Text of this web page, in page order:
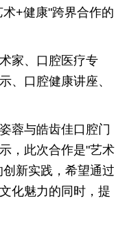
+健康"跨界合作的
家、口腔医疗专
、口腔健康讲座、
蓉与皓齿佳口腔门
，此次合作是"艺术
新实践，希望通过
化魅力的同时，提